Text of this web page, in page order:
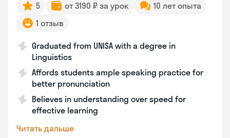
5 от 3190 ₽ за урок
10 лет опыта
1 отзыв
Graduated from UNISA with a degree in
Linguistics
Affords students ample speaking practice for
better pronunciation
Believes in understanding over speed for
effective learning
Читать дальше